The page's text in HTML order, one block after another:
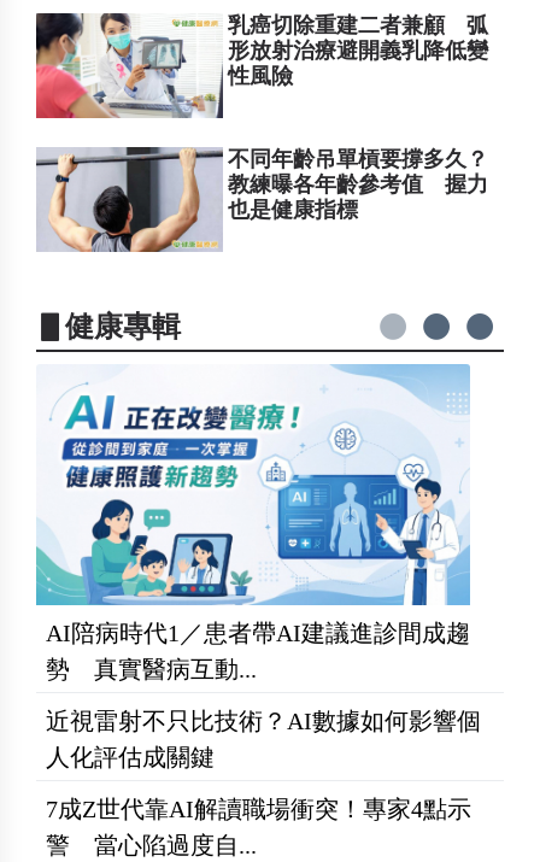
乳癌切除重建二者兼顧 弧
形放射治療避開義乳降低變
性風險
不同年齡吊單槓要撐多久？
教練曝各年齡參考值 握力
也是健康指標
▋健康專輯
AI陪病時代1／患者帶AI建議進診間成趨
勢 真實醫病互動...
近視雷射不只比技術？AI數據如何影響個
人化評估成關鍵
7成Z世代靠AI解讀職場衝突！專家4點示
警 當心陷過度自...